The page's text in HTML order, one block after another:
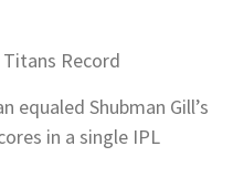
Titans Record
equaled Shubman Gill’s
in a single IPL